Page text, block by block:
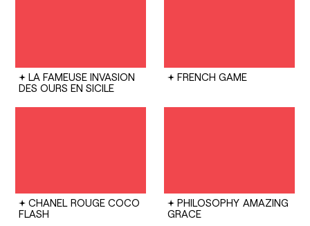
LA FAMEUSE INVASION
DES OURS EN SICILE
FRENCH GAME
CHANEL ROUGE COCO
FLASH
PHILOSOPHY AMAZING
GRACE